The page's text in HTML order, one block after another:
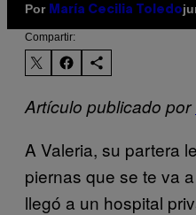
Por María Cecilia Toledo
Compartir:
Artículo publicado por
A Valeria, su partera
piernas que se te va
llegó a un hospital